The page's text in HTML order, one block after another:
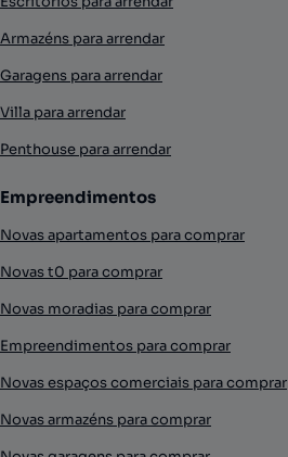
Armazéns para arrendar
Garagens para arrendar
Villa para arrendar
Penthouse para arrendar
Empreendimentos
Novas apartamentos para comprar
Novas t0 para comprar
Novas moradias para comprar
Empreendimentos para comprar
Novas espaços comerciais para comprar
Novas armazéns para comprar